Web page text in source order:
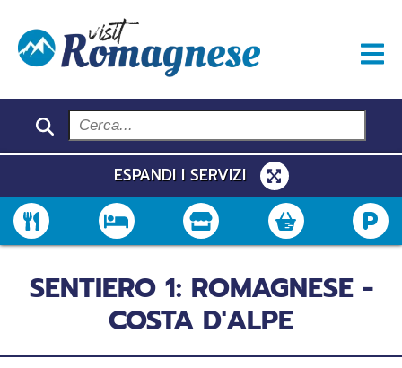
ESPANDI I SERVIZI
SENTIERO 1: ROMAGNESE -
COSTA D'ALPE